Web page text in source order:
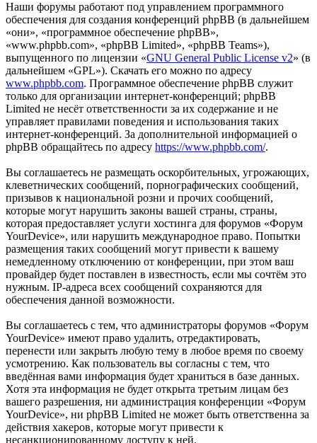
Наши форумы работают под управлением программного
обеспечения для создания конференций phpBB (в дальнейшем
«они», «программное обеспечение phpBB»,
«www.phpbb.com», «phpBB Limited», «phpBB Teams»),
выпущенного по лицензии «GNU General Public License v2» (в
дальнейшем «GPL»). Скачать его можно по адресу
www.phpbb.com. Программное обеспечение phpBB служит
только для организации интернет-конференций; phpBB
Limited не несёт ответственности за их содержание и не
управляет правилами поведения и использования таких
интернет-конференций. За дополнительной информацией о
phpBB обращайтесь по адресу https://www.phpbb.com/.
Вы соглашаетесь не размещать оскорбительных, угрожающих,
клеветнических сообщений, порнографических сообщений,
призывов к национальной розни и прочих сообщений,
которые могут нарушить законы вашей страны, страны,
которая предоставляет услуги хостинга для форумов «Форум
YourDevice», или нарушить международное право. Попытки
размещения таких сообщений могут привести к вашему
немедленному отключению от конференции, при этом ваш
провайдер будет поставлен в известность, если мы сочтём это
нужным. IP-адреса всех сообщений сохраняются для
обеспечения данной возможности.
Вы соглашаетесь с тем, что администраторы форумов «Форум
YourDevice» имеют право удалить, отредактировать,
перенести или закрыть любую тему в любое время по своему
усмотрению. Как пользователь вы согласны с тем, что
введённая вами информация будет храниться в базе данных.
Хотя эта информация не будет открыта третьим лицам без
вашего разрешения, ни администрация конференции «Форум
YourDevice», ни phpBB Limited не может быть ответственна за
действия хакеров, которые могут привести к
несанкционированному доступу к ней.